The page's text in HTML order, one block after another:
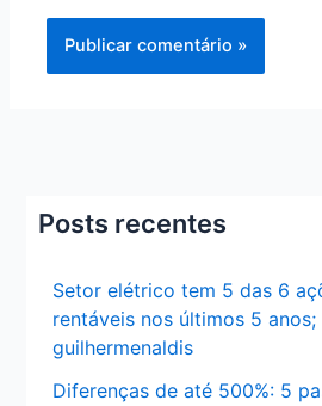
Posts recentes
Setor elétrico tem 5 das 6
rentáveis nos últimos 5 anos;
guilhermenaldis
Diferenças de até 500%: 5